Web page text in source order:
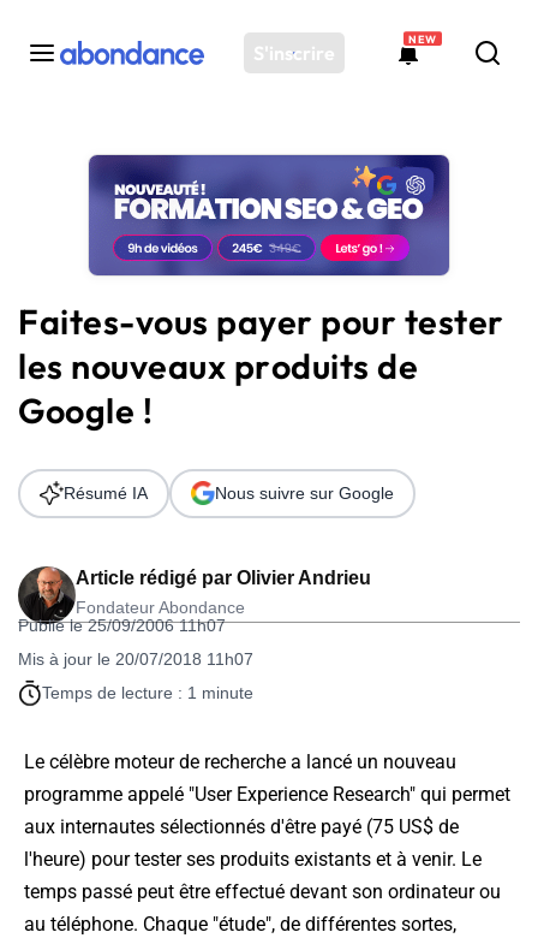
S'inscrire
NEW
Toutes les actus
Actus SEO
Plateforme
Solutions
Ressources
Audit SEO
Faites-vous payer pour tester
les nouveaux produits de
Google !
Article rédigé par Olivier Andrieu
Fondateur Abondance
Publié le 25/09/2006 11h07
Mis à jour le 20/07/2018 11h07
Temps de lecture : 1 minute
Résumé IA Nous suivre sur Google
Le célèbre moteur de recherche a lancé un nouveau
programme appelé "User Experience Research" qui permet
aux internautes sélectionnés d'être payé (75 US$ de
l'heure) pour tester ses produits existants et à venir. Le
temps passé peut être effectué devant son ordinateur ou
au téléphone. Chaque "étude", de différentes sortes,